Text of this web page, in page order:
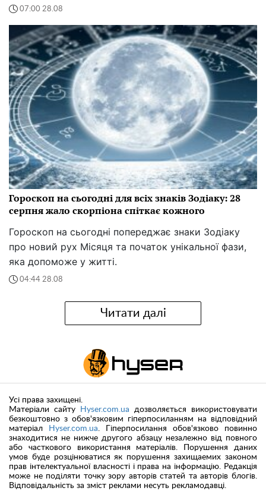
07:00 28.08
Гороскоп на сьогодні для всіх знаків Зодіаку: 28
серпня жало скорпіона спіткає кожного
Гороскоп на сьогодні попереджає знаки Зодіаку
про новий рух Місяця та початок унікальної фази,
яка допоможе у житті.
04:44 28.08
Читати далі
Усі права захищені.
Матеріали сайту
Hyser.com.ua дозволяється використовувати
безкоштовно з обов'язковим гіперпосиланням на відповідний
матеріал
Hyser.com.ua. Гіперпосилання обов'язково повинно
знаходитися не нижче другого абзацу незалежно від повного
або часткового використання матеріалів. Порушення даних
умов буде розцінюватися як порушення захищаемих законом
прав інтелектуальної власності і права на інформацію. Редакція
може не поділяти точку зору авторів статей та авторів блогів.
Відповідальність за зміст реклами несуть рекламодавці.